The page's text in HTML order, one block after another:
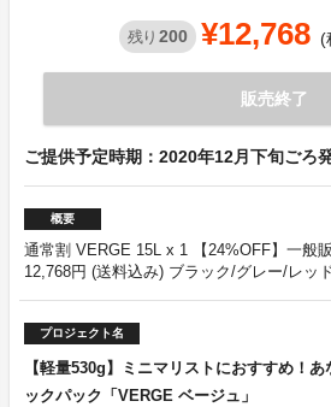
残り 200 ¥12,768 (
販売終了
ご提供予定時期：2020年12月下旬ごろ
概要
通常割 VERGE 15L x 1 【24%OFF】一般
12,768円 (送料込み) ブラック/グレー/レッ
プロジェクト名
【軽量530g】ミニマリストにおすすめ！
ックパック「VERGE ベージュ」